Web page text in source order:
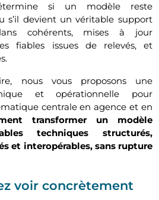
si un modèle reste
s’il devient un véritable support
cohérents, mises à jour
fiables issues de relevés, et
nous vous proposons une
et opérationnelle pour
centrale en agence et en
transformer un modèle
techniques structurés,
et interopérables, sans rupture
voir concrètement